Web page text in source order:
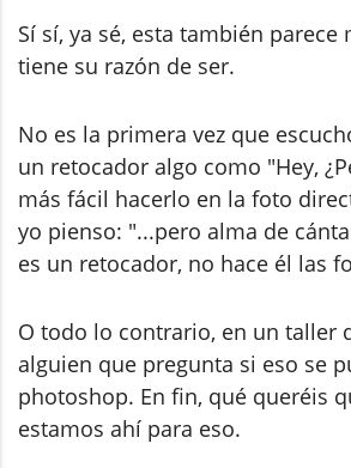
Sí sí, ya sé, esta también parece
tiene su razón de ser.
No es la primera vez que
un retocador algo como "Hey,
más fácil hacerlo en la foto
yo pienso: "...pero alma de
es un retocador, no hace él las
O todo lo contrario, en un taller
alguien que pregunta si eso se
photoshop. En fin, qué queréis
estamos ahí para eso.